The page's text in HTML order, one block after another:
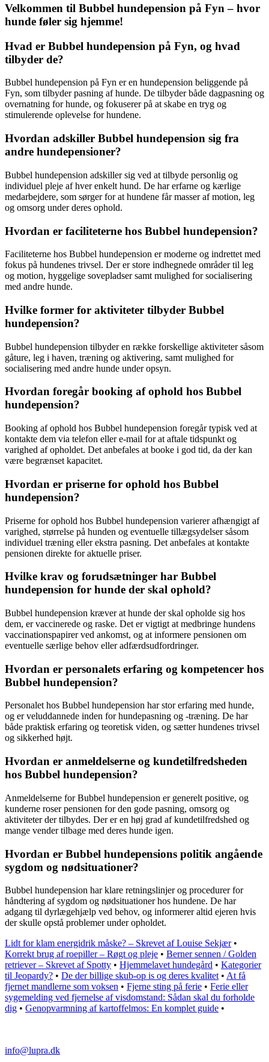
Velkommen til Bubbel hundepension på Fyn – hvor
hunde føler sig hjemme!
Hvad er Bubbel hundepension på Fyn, og hvad
tilbyder de?
Bubbel hundepension på Fyn er en hundepension beliggende på
Fyn, som tilbyder pasning af hunde. De tilbyder både dagpasning og
overnatning for hunde, og fokuserer på at skabe en tryg og
stimulerende oplevelse for hundene.
Hvordan adskiller Bubbel hundepension sig fra
andre hundepensioner?
Bubbel hundepension adskiller sig ved at tilbyde personlig og
individuel pleje af hver enkelt hund. De har erfarne og kærlige
medarbejdere, som sørger for at hundene får masser af motion, leg
og omsorg under deres ophold.
Hvordan er faciliteterne hos Bubbel hundepension?
Faciliteterne hos Bubbel hundepension er moderne og indrettet med
fokus på hundenes trivsel. Der er store indhegnede områder til leg
og motion, hyggelige sovepladser samt mulighed for socialisering
med andre hunde.
Hvilke former for aktiviteter tilbyder Bubbel
hundepension?
Bubbel hundepension tilbyder en række forskellige aktiviteter såsom
gåture, leg i haven, træning og aktivering, samt mulighed for
socialisering med andre hunde under opsyn.
Hvordan foregår booking af ophold hos Bubbel
hundepension?
Booking af ophold hos Bubbel hundepension foregår typisk ved at
kontakte dem via telefon eller e-mail for at aftale tidspunkt og
varighed af opholdet. Det anbefales at booke i god tid, da der kan
være begrænset kapacitet.
Hvordan er priserne for ophold hos Bubbel
hundepension?
Priserne for ophold hos Bubbel hundepension varierer afhængigt af
varighed, størrelse på hunden og eventuelle tillægsydelser såsom
individuel træning eller ekstra pasning. Det anbefales at kontakte
pensionen direkte for aktuelle priser.
Hvilke krav og forudsætninger har Bubbel
hundepension for hunde der skal ophold?
Bubbel hundepension kræver at hunde der skal opholde sig hos
dem, er vaccinerede og raske. Det er vigtigt at medbringe hundens
vaccinationspapirer ved ankomst, og at informere pensionen om
eventuelle særlige behov eller adfærdsudfordringer.
Hvordan er personalets erfaring og kompetencer hos
Bubbel hundepension?
Personalet hos Bubbel hundepension har stor erfaring med hunde,
og er veluddannede inden for hundepasning og -træning. De har
både praktisk erfaring og teoretisk viden, og sætter hundenes trivsel
og sikkerhed højt.
Hvordan er anmeldelserne og kundetilfredsheden
hos Bubbel hundepension?
Anmeldelserne for Bubbel hundepension er generelt positive, og
kunderne roser pensionen for den gode pasning, omsorg og
aktiviteter der tilbydes. Der er en høj grad af kundetilfredshed og
mange vender tilbage med deres hunde igen.
Hvordan er Bubbel hundepensions politik angående
sygdom og nødsituationer?
Bubbel hundepension har klare retningslinjer og procedurer for
håndtering af sygdom og nødsituationer hos hundene. De har
adgang til dyrlægehjælp ved behov, og informerer altid ejeren hvis
der skulle opstå problemer under opholdet.
Lidt for klam energidrik måske? – Skrevet af Louise Sekjær•
Korrekt brug af roepiller – Røgt og pleje • Berner sennen / Golden
retriever – Skrevet af Spotty • Hjemmelavet hundegård • Kategorier
til Jeopardy? • De der billige skub-op is og deres kvalitet • At få
fjernet mandlerne som voksen • Fjerne sting på ferie • Ferie eller
sygemelding ved fjernelse af visdomstand: Sådan skal du forholde
dig • Genopvarmning af kartoffelmos: En komplet guide •
info@lupra.dk